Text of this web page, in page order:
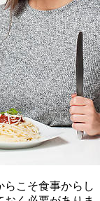
らこそ食事からし